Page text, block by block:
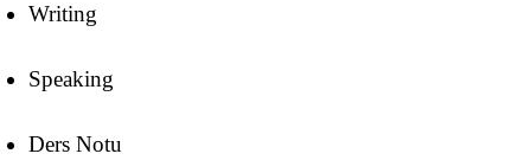
Writing
Speaking
Ders Notu